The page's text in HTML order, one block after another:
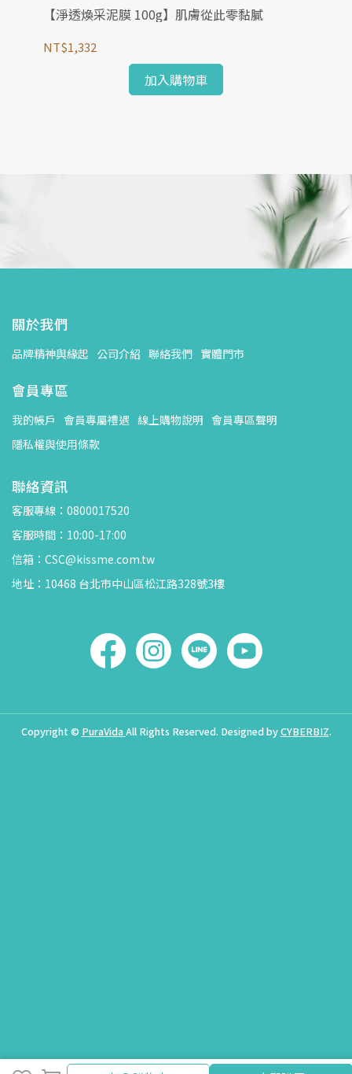
【淨透煥采泥膜 100g】肌膚從此零黏膩
NT$1,332
加入購物車
關於我們
品牌精神與緣起 公司介紹 聯絡我們 實體門市
會員專區
我的帳戶 會員專屬禮遇 線上購物說明 會員專區聲明
隱私權與使用條款
聯絡資訊
客服專線：0800017520
客服時間：10:00-17:00
信箱：CSC@kissme.com.tw
地址：10468 台北市中山區松江路328號3樓
Copyright © PuraVidaAll Rights Reserved. Designed byCYBERBIZ.